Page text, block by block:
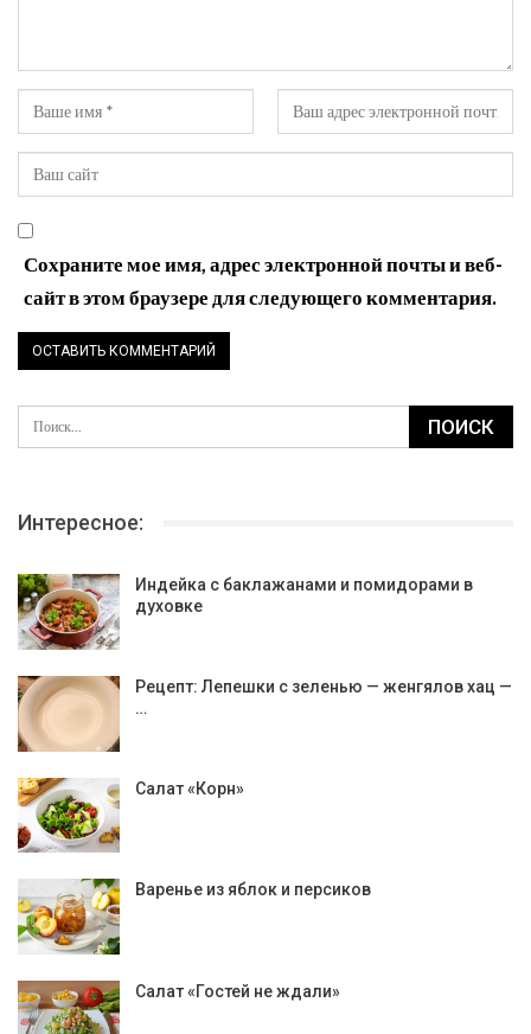
Сохраните мое имя, адрес электронной почты и веб-
сайт в этом браузере для следующего комментария.
Интересное:
Индейка с баклажанами и помидорами в
духовке
Рецепт: Лепешки с зеленью — женгялов хац —
…
Салат «Корн»
Варенье из яблок и персиков
Салат «Гостей не ждали»